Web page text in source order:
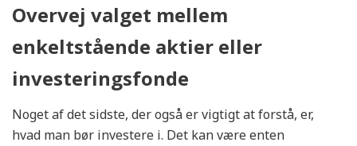
Overvej valget mellem
enkeltstående aktier eller
investeringsfonde
Noget af det sidste, der også er vigtigt at forstå, er,
hvad man bør investere i. Det kan være enten